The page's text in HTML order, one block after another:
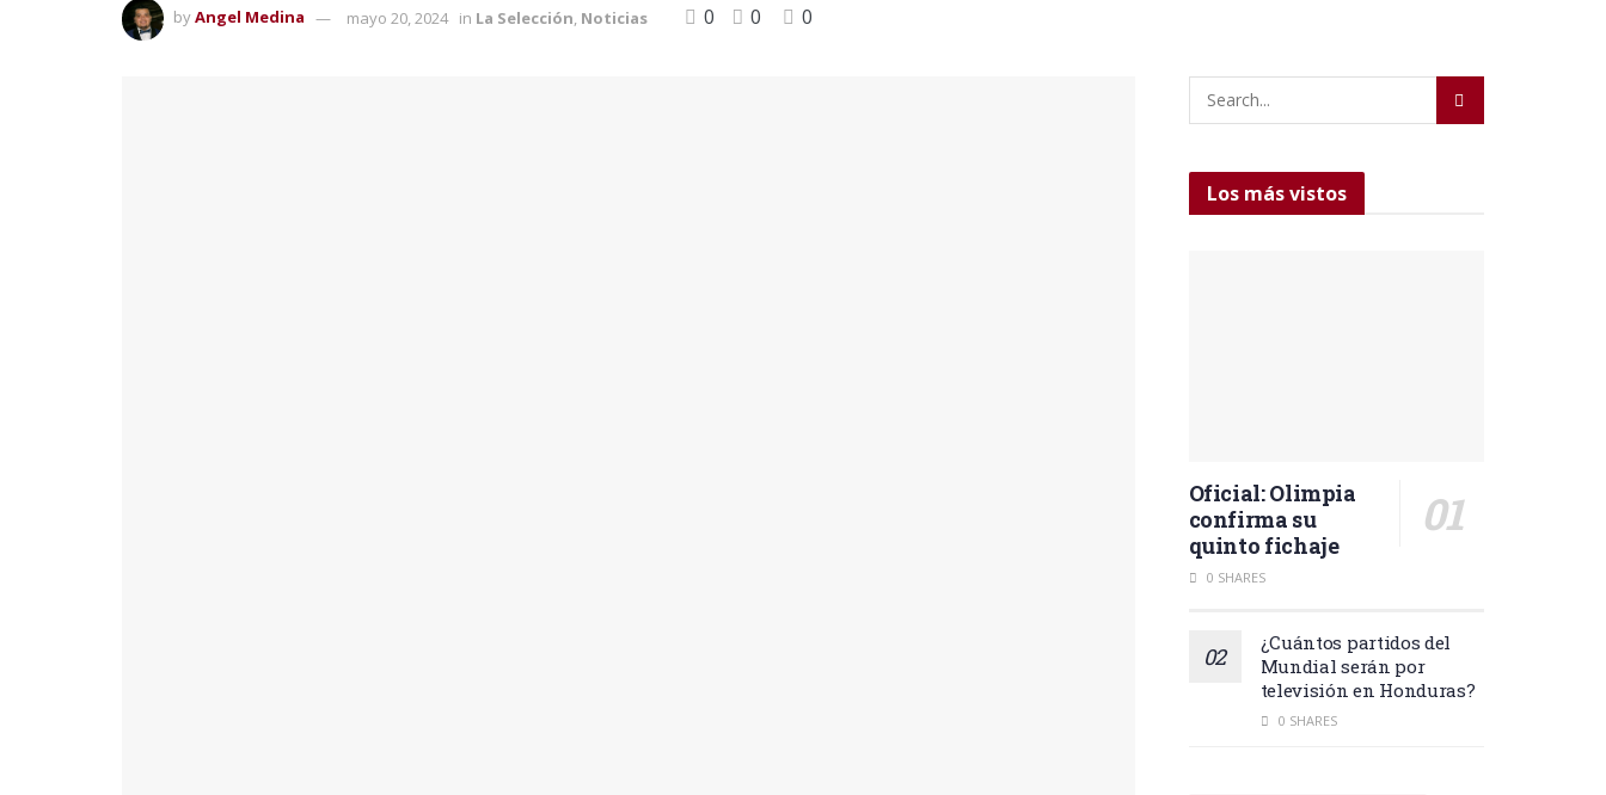
byAngel Medina mayo 20, 2024 in La Selección Noticias 0 0 0
Los más vistos
Oficial: Olimpia
confirma su
quinto fichaje
0 SHARES
¿Cuántos partidos del
Mundial serán por
televisión en Honduras?
0 SHARES